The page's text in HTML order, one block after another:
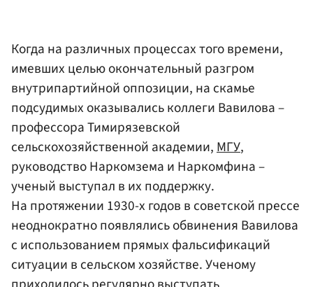
Когда на различных процессах того времени,
имевших целью окончательный разгром
внутрипартийной оппозиции, на скамье
подсудимых оказывались коллеги Вавилова –
профессора Тимирязевской
сельскохозяйственной академии,МГУ,
руководство Наркомзема и Наркомфина –
ученый выступал в их поддержку.
На протяжении 1930-х годов в советской прессе
неоднократно появлялись обвинения Вавилова
с использованием прямых фальсификаций
ситуации в сельском хозяйстве. Ученому